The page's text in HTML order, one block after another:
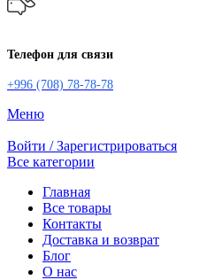
Телефон для связи
+996 (708) 78-78-78
Меню
Войти / Зарегистрироваться
Все категории
Главная
Все товары
Контакты
Доставка и возврат
Блог
О нас